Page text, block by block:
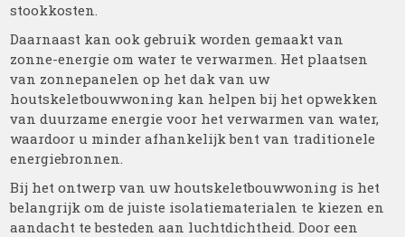
stookkosten.
Daarnaast kan ook gebruik worden gemaakt van
zonne-energie om water te verwarmen. Het plaatsen
van zonnepanelen op het dak van uw
houtskeletbouwwoning kan helpen bij het opwekken
van duurzame energie voor het verwarmen van water,
waardoor u minder afhankelijk bent van traditionele
energiebronnen.
Bij het ontwerp van uw houtskeletbouwwoning is het
belangrijk om de juiste isolatiematerialen te kiezen en
aandacht te besteden aan luchtdichtheid. Door een